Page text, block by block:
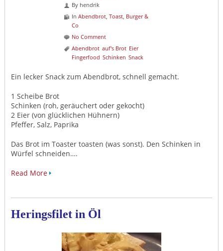
By hendrik
In Abendbrot, Toast, Burger &
Co
No Comment
Abendbrot auf's Brot Eier
Fingerfood Schinken Snack
Ein lecker Snack zum Abendbrot, schnell gemacht.
1 Scheibe Brot
Schinken (roh, geräuchert oder gekocht)
2 Eier (von glücklichen Hühnern)
Pfeffer, Salz, Paprika
Das Brot im Toaster toasten (was sonst). Den Schinken in
Würfel schneiden….
Read More
Heringsfilet in Öl